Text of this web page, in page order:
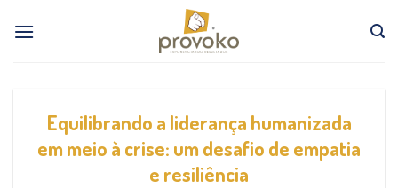
Equilibrando a liderança humanizada
em meio à crise: um desafio de empatia
e resiliência